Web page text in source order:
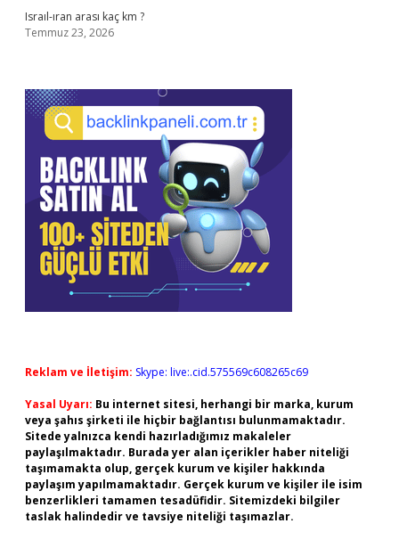
Israıl-ıran arası kaç km ?
Temmuz 23, 2026
Reklam ve İletişim: Skype: live:.cid.575569c608265c69
Yasal Uyarı: Bu internet sitesi, herhangi bir marka, kurum
veya şahıs şirketi ile hiçbir bağlantısı bulunmamaktadır.
Sitede yalnızca kendi hazırladığımız makaleler
paylaşılmaktadır. Burada yer alan içerikler haber niteliği
taşımamakta olup, gerçek kurum ve kişiler hakkında
paylaşım yapılmamaktadır. Gerçek kurum ve kişiler ile isim
benzerlikleri tamamen tesadüfidir. Sitemizdeki bilgiler
taslak halindedir ve tavsiye niteliği taşımazlar.